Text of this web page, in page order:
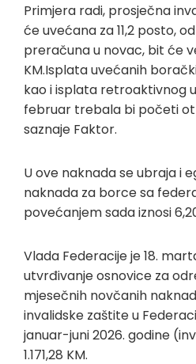
Primjera radi, prosječna
će uvećana za 11,2 posto,
preračuna u novac, bit će
KM.Isplata uvećanih
kao i isplata retroaktivnog
februar trebala bi početi
saznaje Faktor.
U ove naknada se ubraja i
naknada za borce sa
povećanjem sada iznosi
Vlada Federacije je 18.
utvrđivanje osnovice za
mjesečnih novčanih
invalidske zaštite u
januar-juni 2026. godine
1.171,28 KM.